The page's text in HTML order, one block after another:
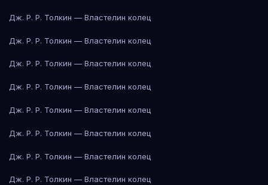
Дж. Р. Р. Толкин — Властелин колец
Дж. Р. Р. Толкин — Властелин колец
Дж. Р. Р. Толкин — Властелин колец
Дж. Р. Р. Толкин — Властелин колец
Дж. Р. Р. Толкин — Властелин колец
Дж. Р. Р. Толкин — Властелин колец
Дж. Р. Р. Толкин — Властелин колец
Дж. Р. Р. Толкин — Властелин колец